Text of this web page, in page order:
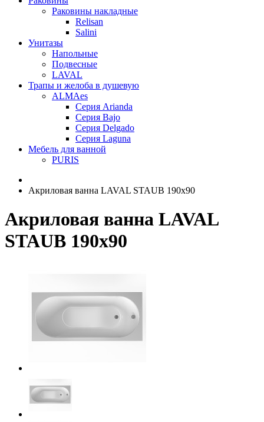
Раковины накладные
Relisan
Salini
Унитазы
Напольные
Подвесные
LAVAL
Трапы и желоба в душевую
ALMAes
Серия Arianda
Серия Bajo
Серия Delgado
Серия Laguna
Мебель для ванной
PURIS
Акриловая ванна LAVAL STAUB 190х90
Акриловая ванна LAVAL
STAUB 190х90